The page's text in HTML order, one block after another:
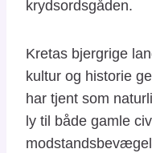
krydsordsgåden.
Kretas bjergrige
kultur og historie
har tjent som
ly til både gamle